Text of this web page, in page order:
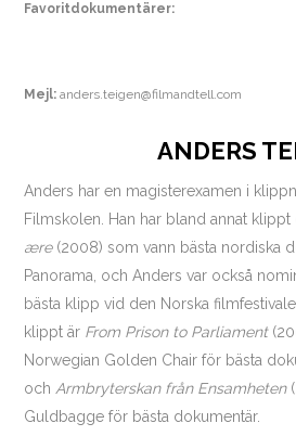
Favoritdokumentärer:
Mejl: anders.teigen@filmandtell.com
ANDERS
Anders har en magisterexamen i
Filmskolen. Han har bland annat
ære(2008) som vann bästa nordiska
Panorama, och Anders var också
bästa klipp vid den Norska
klippt är From Prison to Parliament
Norwegian Golden Chair för bästa
och Armbryterskan från Ensamheten
Guldbagge för bästa dokumentär.